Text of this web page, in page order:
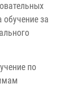
за
по